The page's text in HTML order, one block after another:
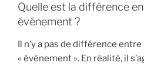
Quelle est la différence
événement ?
Il n’y a pas de différence
« évènement ». En réalité, il